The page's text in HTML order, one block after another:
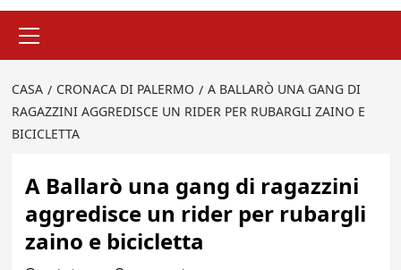
principale
CASA CRONACA DI PALERMO
A BALLARÒ UNA GANG DI
RAGAZZINI AGGREDISCE UN RIDER PER RUBARGLI ZAINO E
BICICLETTA
A Ballarò una gang di ragazzini
aggredisce un rider per rubargli
zaino e bicicletta